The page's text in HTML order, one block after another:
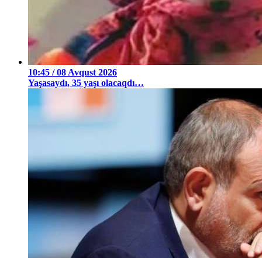
10:45 / 08 Avqust 2026
Yaşasaydı, 35 yaşı olacaqdı…